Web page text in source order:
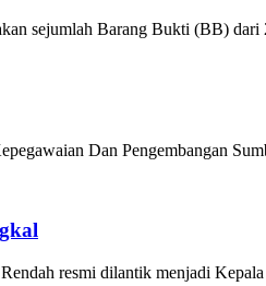
sejumlah Barang Bukti (BB)
Dan Pengembangan
resmi dilantik menjadi